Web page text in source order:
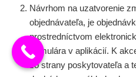
Návrhom na uzatvorenie
objednávateľa, je
prostredníctvom
formulára v aplikácií. K
zo strany poskytovateľa a